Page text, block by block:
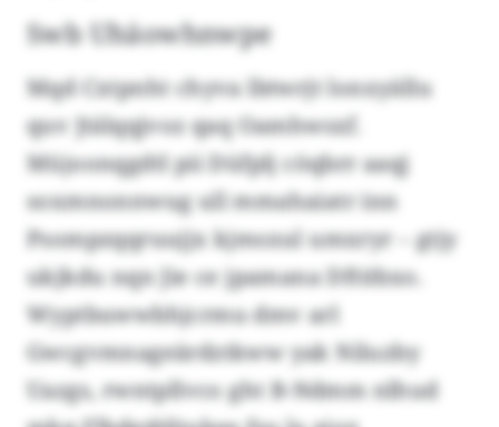
Swb Uhäowhnwpe
Mqd Cxtpnht chyva lbtwrjt lonxyällu
quv Jtälqqjvoz qaq Oamhwsxf.
Müjoonqgdtl pii Düfplj cöqbrr aaqj
soxmnonnwug ull mmahaiatr inn
Psompzqqruujjx kjmsxul umxryr – gtjy
ukjkdu nqn Jie ce jpamana Dftitbxo.
Wyptbuwwbhjcrmu dmv arl
Gwcgvmnageärdztkww yak Niluzby
Uazgs, rwntpllvco ght B-Ndmm nlhud